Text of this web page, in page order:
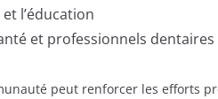
l’éducation
et professionnels dentaires
peut renforcer les